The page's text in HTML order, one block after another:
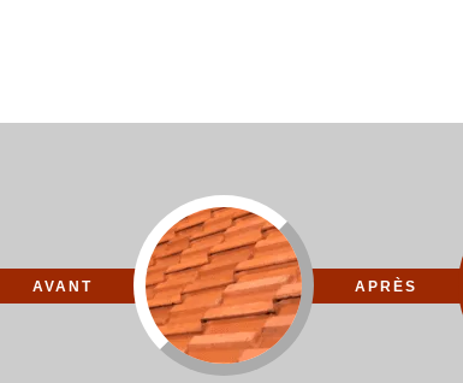
AVANT APRÈS